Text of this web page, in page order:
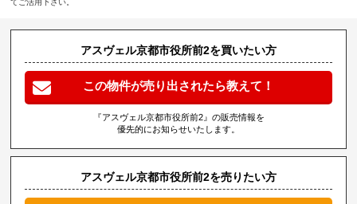
てご活用下さい。
アスヴェル京都市役所前2を買いたい方
この物件が売り出されたら教えて！
『アスヴェル京都市役所前2』の販売情報を
優先的にお知らせいたします。
アスヴェル京都市役所前2を売りたい方